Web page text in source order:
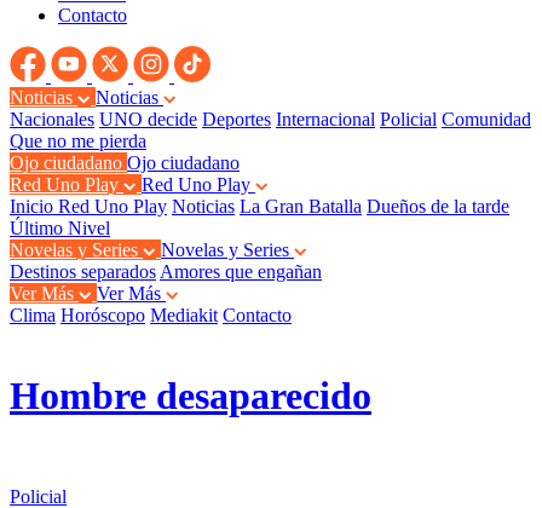
Contacto
Noticias
Noticias
Nacionales UNO decide Deportes Internacional Policial Comunidad
Que no me pierda
Ojo ciudadano Ojo ciudadano
Red Uno Play
Red Uno Play
Inicio Red Uno Play Noticias La Gran Batalla Dueños de la tarde
Último Nivel
Novelas y Series
Novelas y Series
Destinos separados Amores que engañan
Ver Más
Ver Más
Clima Horóscopo Mediakit Contacto
Hombre desaparecido
Policial